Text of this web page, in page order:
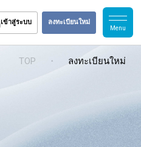
เข้าสู่ระบบ ลงทะเบียนใหม่
TOP ・ ลงทะเบียนใหม่